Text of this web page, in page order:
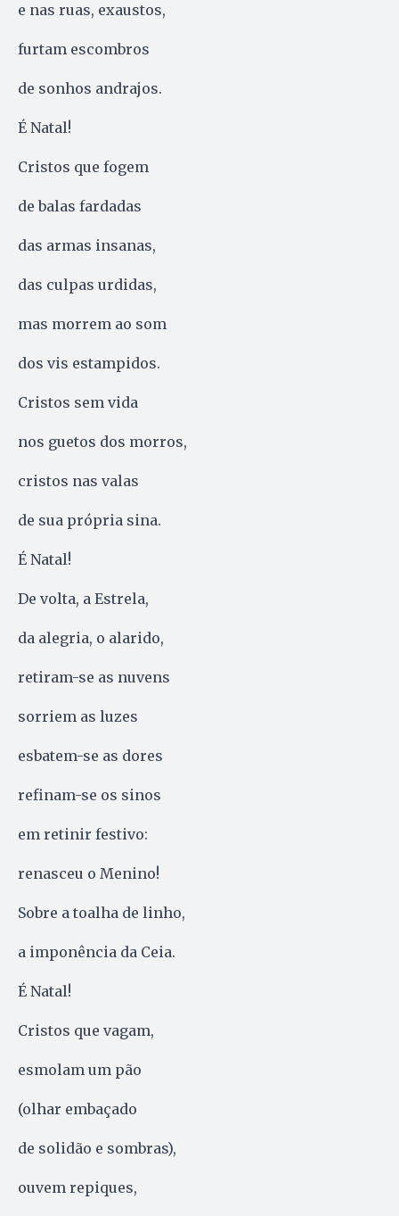
e nas ruas, exaustos,
furtam escombros
de sonhos andrajos.
É Natal!
Cristos que fogem
de balas fardadas
das armas insanas,
das culpas urdidas,
mas morrem ao som
dos vis estampidos.
Cristos sem vida
nos guetos dos morros,
cristos nas valas
de sua própria sina.
É Natal!
De volta, a Estrela,
da alegria, o alarido,
retiram-se as nuvens
sorriem as luzes
esbatem-se as dores
refinam-se os sinos
em retinir festivo:
renasceu o Menino!
Sobre a toalha de linho,
a imponência da Ceia.
É Natal!
Cristos que vagam,
esmolam um pão
(olhar embaçado
de solidão e sombras),
ouvem repiques,